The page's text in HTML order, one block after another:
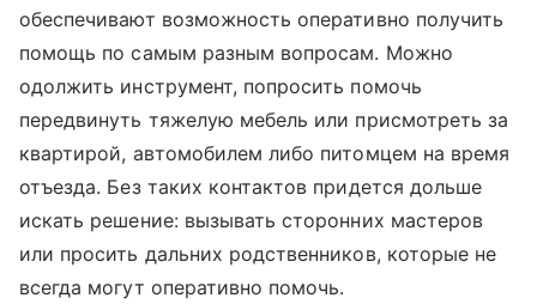
обеспечивают возможность оперативно получить
помощь по самым разным вопросам. Можно
одолжить инструмент, попросить помочь
передвинуть тяжелую мебель или присмотреть за
квартирой, автомобилем либо питомцем на время
отъезда. Без таких контактов придется дольше
искать решение: вызывать сторонних мастеров
или просить дальних родственников, которые не
всегда могут оперативно помочь.